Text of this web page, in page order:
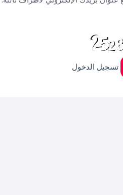
تسجيل الدخول